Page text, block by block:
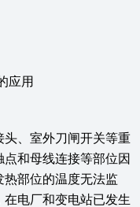
应用
、室外刀闸开关等重
和母线连接等部位因
热部位的温度无法监
电厂和变电站已发生